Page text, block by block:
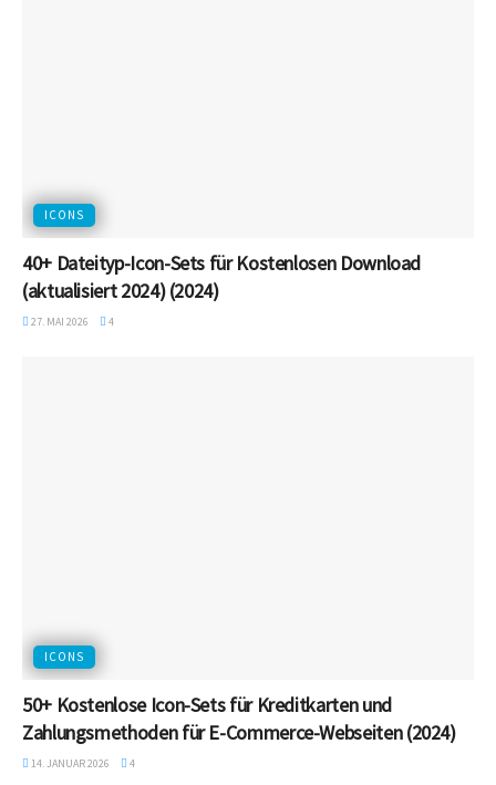
ICONS
40+ Dateityp-Icon-Sets für Kostenlosen Download
(aktualisiert 2024) (2024)
27. MAI 2026 4
ICONS
50+ Kostenlose Icon-Sets für Kreditkarten und
Zahlungsmethoden für E-Commerce-Webseiten (2024)
14. JANUAR 2026 4